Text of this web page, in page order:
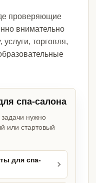
проверяющие
внимательно
торговля,
спа-салона
нужно
или стартовый
для спа-